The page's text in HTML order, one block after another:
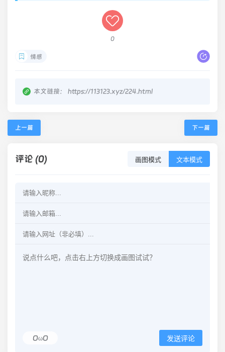
0
情感
本文链接： https://113123.xyz/224.html
上一篇 下一篇
评论 (0) 画图模式 文本模式
OωO 发送评论